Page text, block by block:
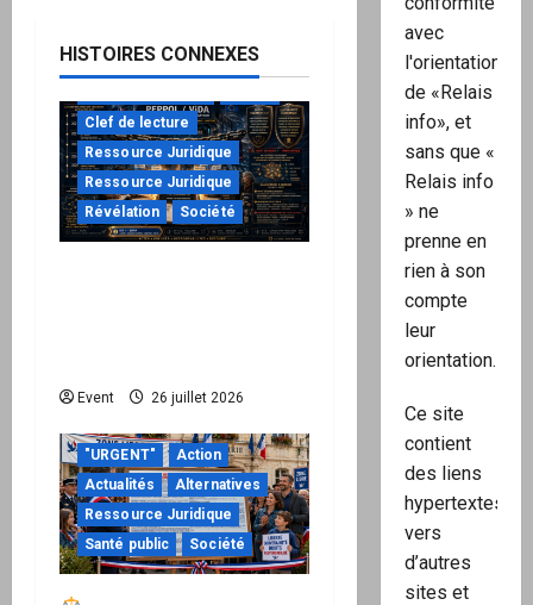
HISTOIRES CONNEXES
Clef de lecture
Ressource Juridique
Ressource Juridique
Révélation
Société
Event 26 juillet 2026
"URGENT"
Action
Actualités
Alternatives
Ressource Juridique
Santé public
Société
avec
l'orientation
de «Relais
info», et
sans que «
Relais info
» ne
prenne en
rien à son
compte
leur
orientation.
Ce site
contient
des liens
hypertextes
vers
d’autres
sites et